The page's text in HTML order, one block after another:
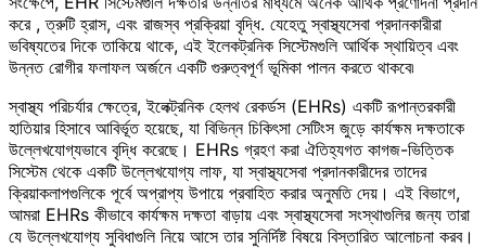
করে , ত্রুটি হ্রাস, এবং রাজস্ব প্রক্রিয়া বৃদ্ধি. যেহেতু স্বাস্থ্যসেবা প্রদানকারীরা
ভবিষ্যতের দিকে তাকিয়ে থাকে, এই ইলেকট্রনিক সিস্টেমগুলি আর্থিক স্থায়িত্ব এবং
উন্নত রোগীর ফলাফল অর্জনে একটি গুরুত্বপূর্ণ ভূমিকা পালন করতে থাকবে৷
স্বাস্থ্য পরিচর্যার ক্ষেত্রে, ইলেক্ট্রনিক হেলথ রেকর্ডস (EHRs) একটি রূপান্তরকারী
হাতিয়ার হিসাবে আবির্ভূত হয়েছে, যা বিভিন্ন চিকিৎসা সেটিংস জুড়ে কার্যক্ষম দক্ষতাকে
উল্লেখযোগ্যভাবে বৃদ্ধি করেছে। EHRs গ্রহণ করা ঐতিহ্যগত কাগজ-ভিত্তিক
সিস্টেম থেকে একটি উল্লেখযোগ্য লাফ, যা স্বাস্থ্যসেবা প্রদানকারীদের তাদের
ক্রিয়াকলাপগুলিকে পূর্বে অপ্রাপ্য উপায়ে প্রবাহিত করার অনুমতি দেয়। এই বিভাগে,
আমরা EHRs কীভাবে কার্যক্ষম দক্ষতা বাড়ায় এবং স্বাস্থ্যসেবা সংস্থাগুলির জন্য তারা
যে উল্লেখযোগ্য সুবিধাগুলি নিয়ে আসে তার সুনির্দিষ্ট বিষয়ে বিস্তারিত আলোচনা করব।